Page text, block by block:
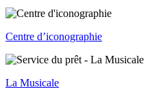
Centre d’iconographie
La Musicale